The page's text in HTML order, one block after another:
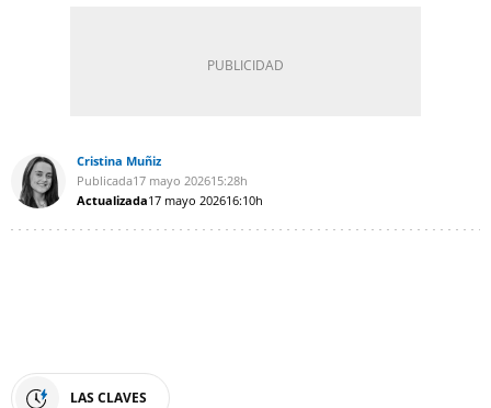
Cristina Muñiz
Publicada17 mayo 202615:28h
Actualizada17 mayo 202616:10h
LAS CLAVES